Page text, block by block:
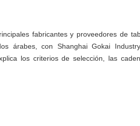
fabricantes y proveedores de
árabes, con Shanghai Gokai
los criterios de selección, las